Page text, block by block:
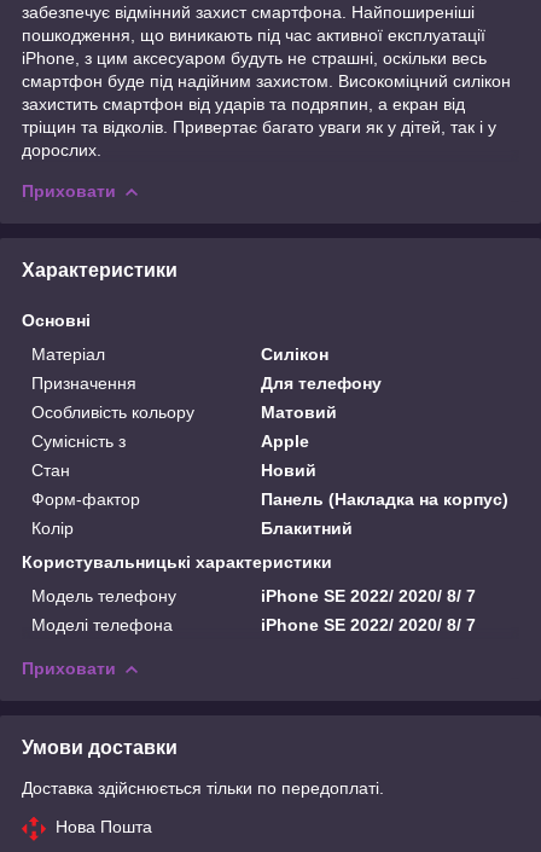
забезпечує відмінний захист смартфона. Найпоширеніші
пошкодження, що виникають під час активної експлуатації
iPhone, з цим аксесуаром будуть не страшні, оскільки весь
смартфон буде під надійним захистом. Високоміцний силікон
захистить смартфон від ударів та подряпин, а екран від
тріщин та відколів. Привертає багато уваги як у дітей, так і у
дорослих.
Приховати
Характеристики
Основні
Матеріал
Силікон
Призначення
Для телефону
Особливість кольору
Матовий
Сумісність з
Apple
Стан
Новий
Форм-фактор
Панель (Накладка на корпус)
Колір
Блакитний
Користувальницькі характеристики
Модель телефону
iPhone SE 2022/ 2020/ 8/ 7
Моделі телефона
iPhone SE 2022/ 2020/ 8/ 7
Приховати
Умови доставки
Доставка здійснюється тільки по передоплаті.
Нова Пошта